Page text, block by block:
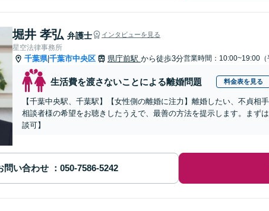
堀井 孝弘 弁護士 インタビューを見る
星空法律事務所
千葉県|千葉市中央区 県庁前駅 から徒歩3分営業時間：10:00~19:00（
生活費を渡さないことによる離婚問題 料金表を見る
【千葉中央駅、千葉駅】【女性側の離婚に注力】離婚したい、不貞相
相談者様の希望をお聴きしたうえで、最善の方法を提示します。まず
談可】
問い合わせ